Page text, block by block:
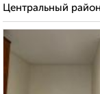
Центральный